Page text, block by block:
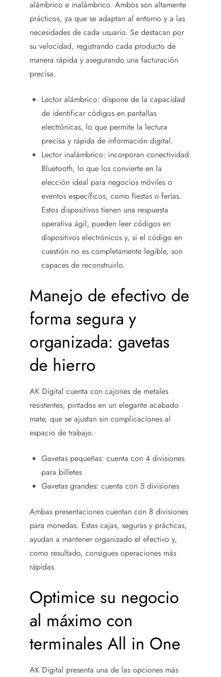
alámbrico e inalámbrico. Ambos son altamente
prácticos, ya que se adaptan al entorno y a las
necesidades de cada usuario. Se destacan por
su velocidad, registrando cada producto de
manera rápida y asegurando una facturación
precisa.
Lector alámbrico: dispone de la capacidad
de identificar códigos en pantallas
electrónicas, lo que permite la lectura
precisa y rápida de información digital.
Lector inalámbrico: incorporan conectividad
Bluetooth, lo que los convierte en la
elección ideal para negocios móviles o
eventos específicos, como fiestas o ferias.
Estos dispositivos tienen una respuesta
operativa ágil, pueden leer códigos en
dispositivos electrónicos y, si el código en
cuestión no es completamente legible, son
capaces de reconstruirlo.
Manejo de efectivo de
forma segura y
organizada: gavetas
de hierro
AK Digital cuenta con cajones de metales
resistentes, pintados en un elegante acabado
mate, que se ajustan sin complicaciones al
espacio de trabajo.
Gavetas pequeñas: cuenta con 4 divisiones
para billetes
Gavetas grandes: cuenta con 5 divisiones
Ambas presentaciones cuentan con 8 divisiones
para monedas. Estas cajas, seguras y prácticas,
ayudan a mantener organizado el efectivo y,
como resultado, consigues operaciones más
rápidas.
Optimice su negocio
al máximo con
terminales All in One
AK Digital presenta una de las opciones más